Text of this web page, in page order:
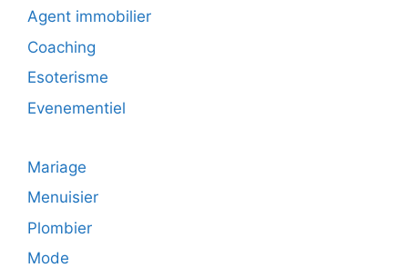
Agent immobilier
Coaching
Esoterisme
Evenementiel
Mariage
Menuisier
Plombier
Mode